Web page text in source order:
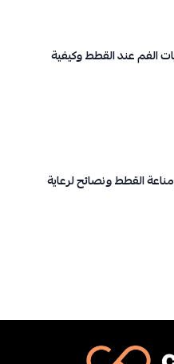
الفم عند القطط وكيفية
القطط ونصائح لرعاية